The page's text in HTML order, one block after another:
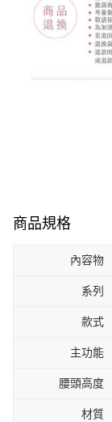
商品規格
內容物
系列
款式
主功能
腰頭高度
材質